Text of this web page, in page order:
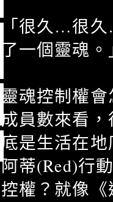
「很久…很久
了一個靈魂。
靈魂控制權
成員數來看
底是生活在
阿蒂(Red)行
控權？就像